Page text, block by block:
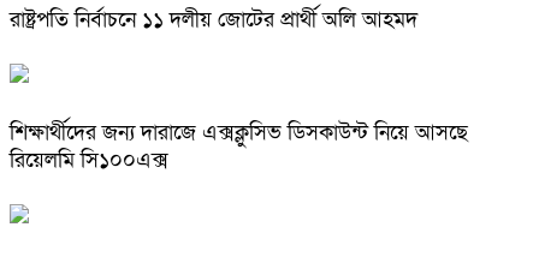
রাষ্ট্রপতি নির্বাচনে ১১ দলীয় জোটের প্রার্থী অলি আহমদ
শিক্ষার্থীদের জন্য দারাজে এক্সক্লুসিভ ডিসকাউন্ট নিয়ে আসছে
রিয়েলমি সি১০০এক্স